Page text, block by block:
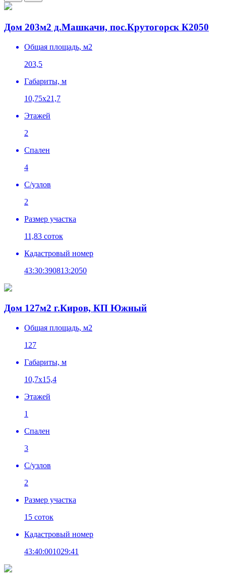
Дом 203м2 д.Машкачи, пос.Крутогорск К2050
Общая площадь, м2
203,5
Габариты, м
10,75х21,7
Этажей
2
Спален
4
C/узлов
2
Размер участка
11,83 соток
Кадастровый номер
43:30:390813:2050
Дом 127м2 г.Киров, КП Южный
Общая площадь, м2
127
Габариты, м
10,7х15,4
Этажей
1
Спален
3
C/узлов
2
Размер участка
15 соток
Кадастровый номер
43:40:001029:41